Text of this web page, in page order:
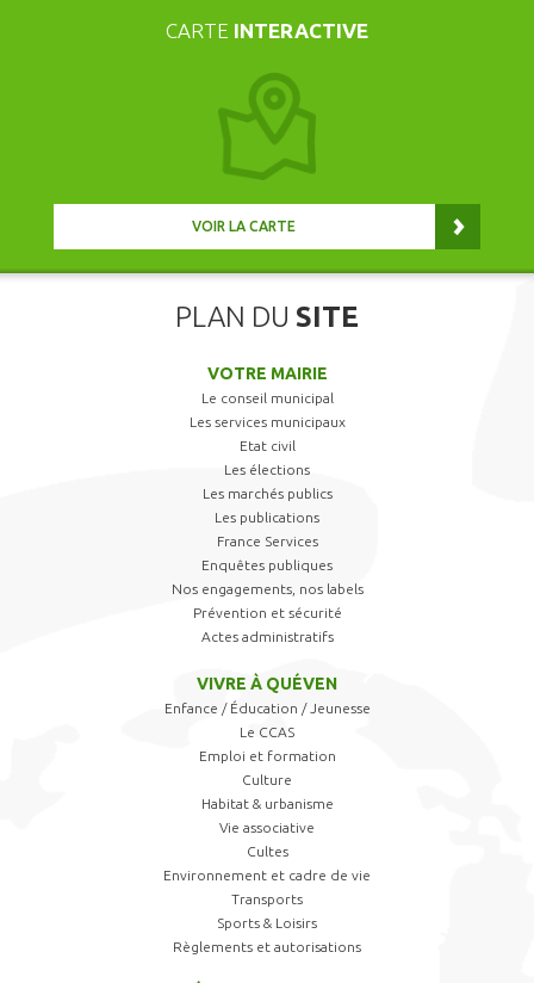
CARTE INTERACTIVE
VOIR LA CARTE
PLAN DU SITE
VOTRE MAIRIE
Le conseil municipal
Les services municipaux
Etat civil
Les élections
Les marchés publics
Les publications
France Services
Enquêtes publiques
Nos engagements, nos labels
Prévention et sécurité
Actes administratifs
VIVRE À QUÉVEN
Enfance / Éducation / Jeunesse
Le CCAS
Emploi et formation
Culture
Habitat & urbanisme
Vie associative
Cultes
Environnement et cadre de vie
Transports
Sports & Loisirs
Règlements et autorisations